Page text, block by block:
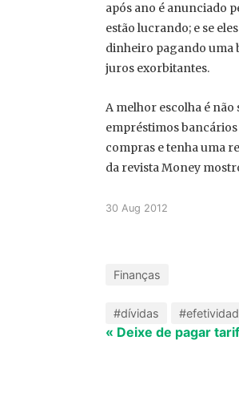
após ano é anunciado
estão lucrando; e se
dinheiro pagando uma
juros exorbitantes.
A melhor escolha é
empréstimos bancários
compras e tenha uma
da revista Money
30 Aug 2012
Finanças
#dívidas
« Deixe de pagar